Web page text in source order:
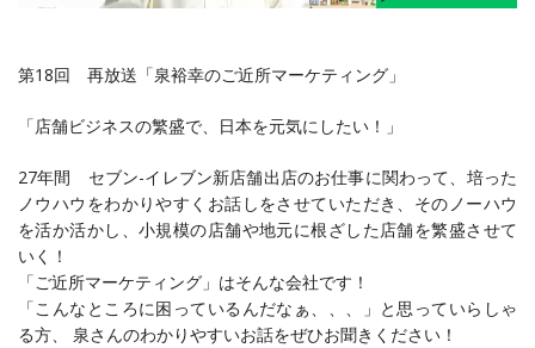
第18回 再放送「泉裕幸のご近所マーケティング」
「店舗ビジネスの繁盛で、日本を元気にしたい！」
27年間 セブン-イレブン新店舗出店のお仕事に関わって、培った
ノウハウをわかりやすくお話しをさせていただき、そのノーハウ
を活か活かし、小規模の店舗や地元に根ざした店舗を繁盛させて
いく！
「ご近所マーケティング」はそんな会社です！
「こんなところに困っているんだなぁ、、、」と思っていらしゃ
る方、 泉さんのわかりやすいお話をぜひお聞きください！